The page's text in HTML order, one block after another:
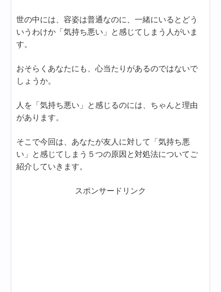
世の中には、容姿は普通なのに、一緒にいるとどう
いうわけか「気持ち悪い」と感じてしまう人がいま
す。
おそらくあなたにも、心当たりがあるのではないで
しょうか。
人を「気持ち悪い」と感じるのには、ちゃんと理由
があります。
そこで今回は、あなたが友人に対して「気持ち悪
い」と感じてしまう５つの原因と対処法についてご
紹介していきます。
スポンサードリンク